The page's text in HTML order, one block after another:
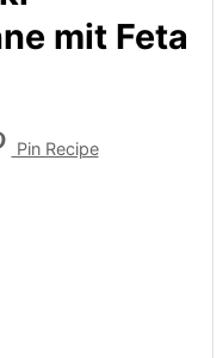
mit Feta
Pin Recipe